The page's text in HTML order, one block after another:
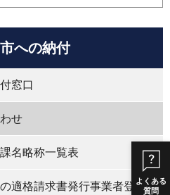
よくある
質問
への納付
窓口
せ
名略称一覧表
適格請求書発行事業者登録